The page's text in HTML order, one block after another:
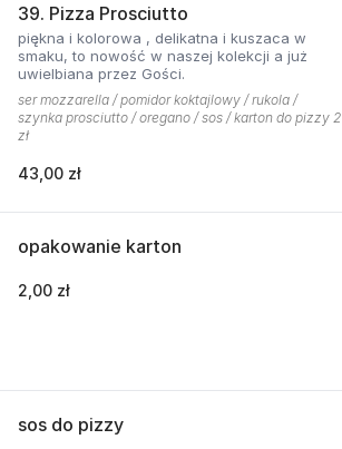
39. Pizza Prosciutto
piękna i kolorowa , delikatna i kuszaca w
smaku, to nowość w naszej kolekcji a już
uwielbiana przez Gości.
ser mozzarella / pomidor koktajlowy / rukola /
szynka prosciutto / oregano / sos / karton do pizzy 2
zł
43,00 zł
opakowanie karton
2,00 zł
sos do pizzy